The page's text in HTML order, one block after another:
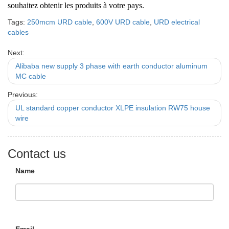
souhaitez obtenir les produits à votre pays.
Tags: 250mcm URD cable 600V URD cable URD electrical
cables
Next:
Alibaba new supply 3 phase with earth conductor aluminum
MC cable
Previous:
UL standard copper conductor XLPE insulation RW75 house
wire
Contact us
Name